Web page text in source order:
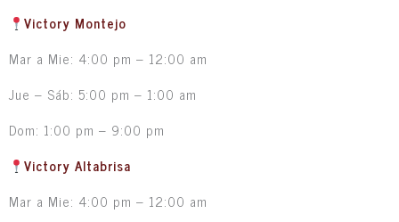
Victory Montejo
Mar a Mie: 4:00 pm – 12:00 am
Jue – Sáb: 5:00 pm – 1:00 am
Dom: 1:00 pm – 9:00 pm
Victory Altabrisa
Mar a Mie: 4:00 pm – 12:00 am